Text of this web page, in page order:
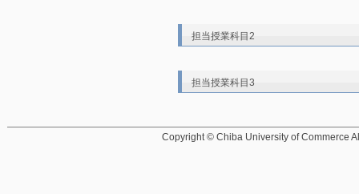
担当授業科目2
担当授業科目3